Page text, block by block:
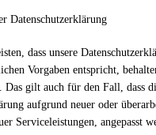
Datenschutzerklärung
dass unsere
Vorgaben entspricht,
Das gilt auch für den Fall, dass
aufgrund neuer oder
Serviceleistungen, angepasst